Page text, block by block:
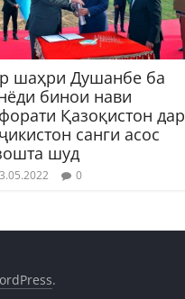
шаҳри Душанбе ба
бинои нави
Қазоқистон дар
санги асос
шуд
0
.